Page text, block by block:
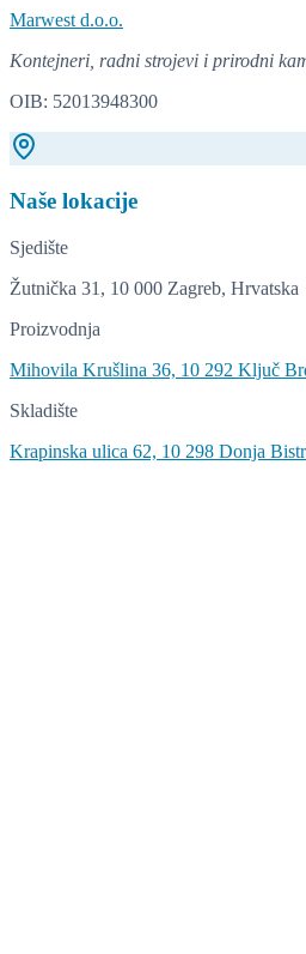
Marwest d.o.o.
Kontejneri, radni strojevi i prirodni
OIB: 52013948300
Naše lokacije
Sjedište
Žutnička 31, 10 000 Zagreb, Hrvatska
Proizvodnja
Mihovila Krušlina 36, 10 292 Ključ
Skladište
Krapinska ulica 62, 10 298 Donja